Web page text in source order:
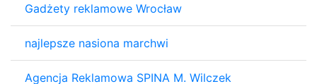
Gadżety reklamowe Wrocław
najlepsze nasiona marchwi
Agencja Reklamowa SPINA M. Wilczek